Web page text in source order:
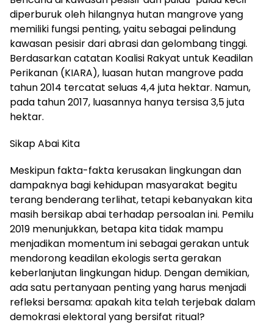
diperburuk oleh hilangnya hutan mangrove yang
memiliki fungsi penting, yaitu sebagai pelindung
kawasan pesisir dari abrasi dan gelombang tinggi.
Berdasarkan catatan Koalisi Rakyat untuk Keadilan
Perikanan (KIARA), luasan hutan mangrove pada
tahun 2014 tercatat seluas 4,4 juta hektar. Namun,
pada tahun 2017, luasannya hanya tersisa 3,5 juta
hektar.
Sikap Abai Kita
Meskipun fakta-fakta kerusakan lingkungan dan
dampaknya bagi kehidupan masyarakat begitu
terang benderang terlihat, tetapi kebanyakan kita
masih bersikap abai terhadap persoalan ini. Pemilu
2019 menunjukkan, betapa kita tidak mampu
menjadikan momentum ini sebagai gerakan untuk
mendorong keadilan ekologis serta gerakan
keberlanjutan lingkungan hidup. Dengan demikian,
ada satu pertanyaan penting yang harus menjadi
refleksi bersama: apakah kita telah terjebak dalam
demokrasi elektoral yang bersifat ritual?